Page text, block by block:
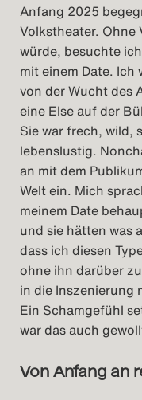
Anfang 2025
Volkstheater. Ohne
würde, besuchte
mit einem Date.
von der Wucht des
eine Else auf der
Sie war frech, wild,
lebenslustig.
an mit dem
Welt ein. Mich
meinem Date
und sie hätten was
dass ich diesen
ohne ihn darüber
in die Inszenierung
Ein Schamgefühl
war das auch
Von Anfang an